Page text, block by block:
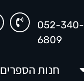
052-340-
6809
חנות הספרים